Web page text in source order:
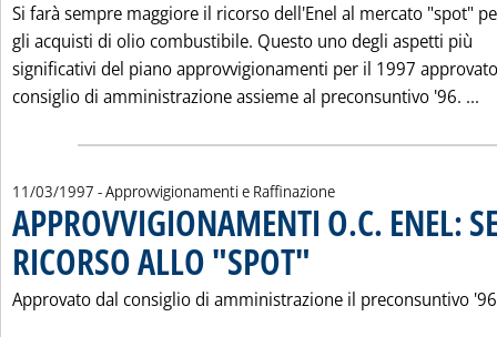
Si farà sempre maggiore il ricorso dell'Enel al mercato "spot"
gli acquisti di olio combustibile. Questo uno degli aspetti più
significativi del piano approvvigionamenti per il 1997
consiglio di amministrazione assieme al preconsuntivo '96. ...
11/03/1997 - Approvvigionamenti e Raffinazione
APPROVVIGIONAMENTI O.C. ENEL:
RICORSO ALLO "SPOT"
Approvato dal consiglio di amministrazione il preconsuntivo